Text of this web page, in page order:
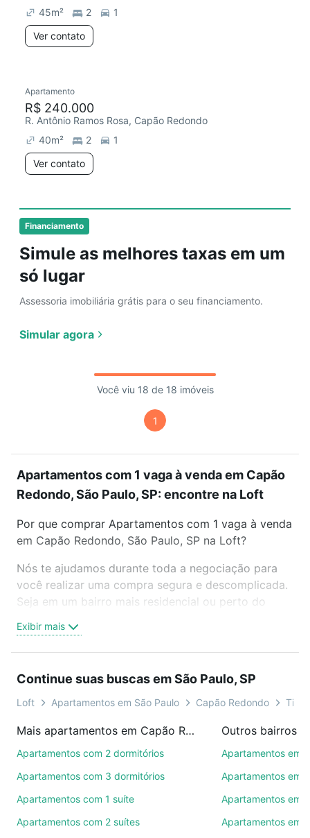
Financiamento
Simule as melhores taxas em um
só lugar
Assessoria imobiliária grátis para o seu financiamento.
Simular agora
45m² 2
1
Ver contato
Apartamento
R$ 240.000
R. Antônio Ramos Rosa, Capão Redondo
40m² 2
1
Ver contato
Você viu 18 de 18 imóveis
1
Apartamentos com 1 vaga à venda em Capão
Redondo, São Paulo, SP: encontre na Loft
Por que comprar Apartamentos com 1 vaga à venda
em Capão Redondo, São Paulo, SP na Loft?
Nós te ajudamos durante toda a negociação para
você realizar uma compra segura e descomplicada.
Seja em um bairro mais residencial ou perto do
oferta ideal de Apartamentos com 1 vaga à venda
em Capão Redondo, São Paulo, SP para conquistar
videochamada, é grátis, sem compromisso e você
ainda conta com mais de 46 mil corretores e
de imóveis.
Como escolher um imóvel?
ruas, bairros e até condomínios favoritos. Você
também pode usar os filtros como quantidade de
Exibir mais
Continue suas buscas em São Paulo, SP
Loft Apartamentos em São Paulo Capão Redondo Tipo
Mais apartamentos em Capão Redondo
Apartamentos com 2 dormitórios
Apartamentos com 3 dormitórios
Apartamentos com 1 suíte
Apartamentos com 2 suítes
Outros bairros
Apartamentos em
Apartamentos em
Apartamentos em
Apartamentos em